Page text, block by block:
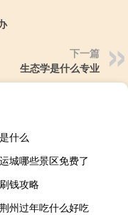
下一篇
生态学是什么专业
什么
城哪些景区免费了
钱攻略
州过年吃什么好吃